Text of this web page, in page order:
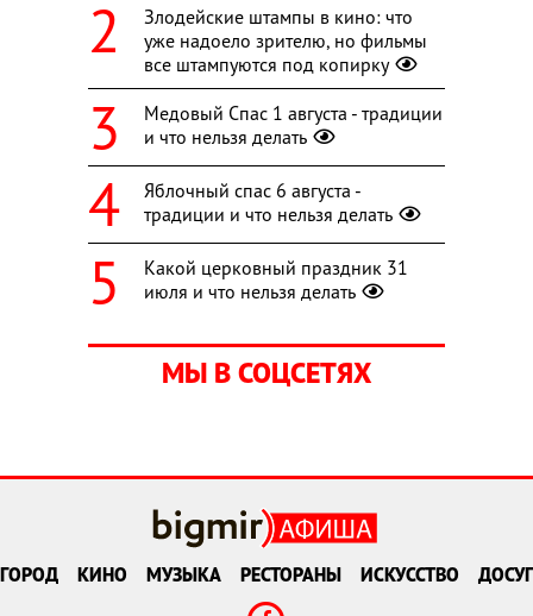
Злодейские штампы в кино: что
уже надоело зрителю, но фильмы
все штампуются под копирку
Медовый Спас 1 августа - традиции
и что нельзя делать
Яблочный спас 6 августа -
традиции и что нельзя делать
Какой церковный праздник 31
июля и что нельзя делать
МЫ В СОЦСЕТЯХ
ГОРОД КИНО МУЗЫКА РЕСТОРАНЫ ИСКУССТВО ДОСУГ